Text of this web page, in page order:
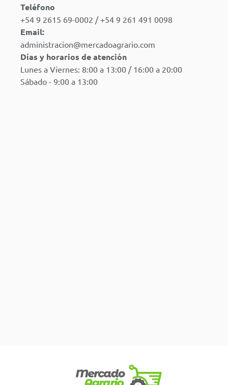
Teléfono
+54 9 2615 69-0002 / +54 9 261 491 0098
Email:
administracion@mercadoagrario.com
Días y horarios de atención
Lunes a Viernes: 8:00 a 13:00 / 16:00 a 20:00
Sábado - 9:00 a 13:00